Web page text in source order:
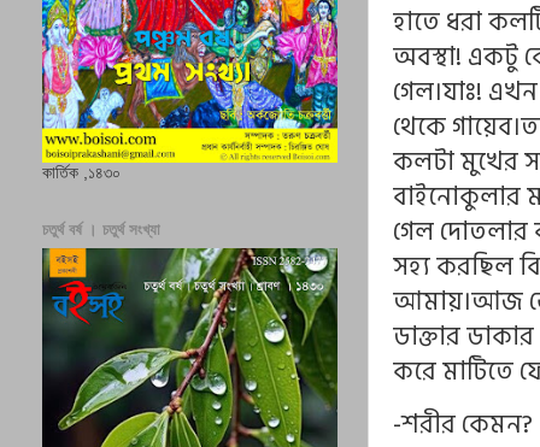
হাতে ধরা
অবস্থা! একটু
গেল।যাঃ!
থেকে
কলটা মুখের
বাইনোকুলার
গেল দোতলার
সহ্য করছিল
আমায়।আজ
ডাক্তার
করে মাটিতে
-শরীর কেমন?
কার্তিক ,১৪৩০
চতুর্থ বর্ষ । চতুর্থ সংখ্যা